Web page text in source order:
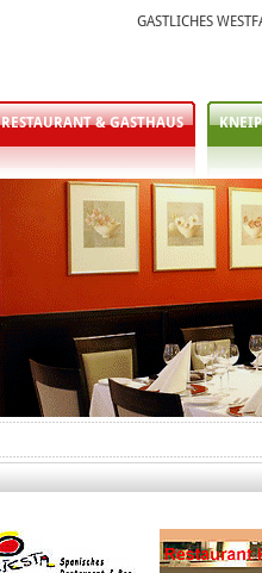
GASTLICHES
RESTAURANT & GASTHAUS